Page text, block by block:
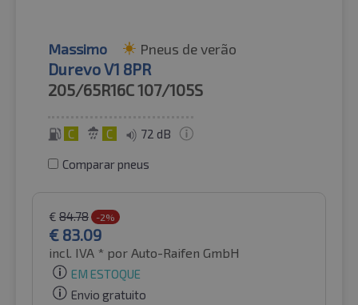
Massimo Pneus de verão
Durevo V1 8PR
205/65R16C107/105S
C C 72 dB
Comparar pneus
€ 84.78 -2%
€ 83.09
incl. IVA * por Auto-Raifen GmbH
EM ESTOQUE
Envio gratuito